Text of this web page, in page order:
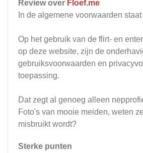
Review over Floef.me
In de algemene voorwaarden
Op het gebruik van de flirt- en
op deze website, zijn de
gebruiksvoorwaarden en
toepassing.
Dat zegt al genoeg alleen
Foto's van mooie meiden, weten
misbruikt wordt?
Sterke punten